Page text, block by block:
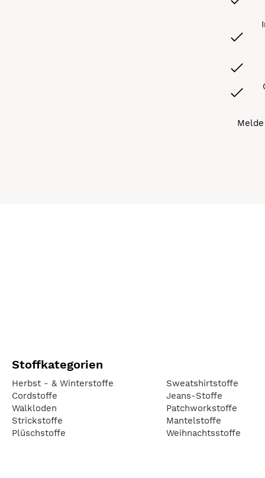
Stoffkategorien
Herbst - & Winterstoffe
Cordstoffe
Walkloden
Strickstoffe
Plüschstoffe
Sweatshirtstoffe
Jeans-Stoffe
Patchworkstoffe
Mantelstoffe
Weihnachtsstoffe